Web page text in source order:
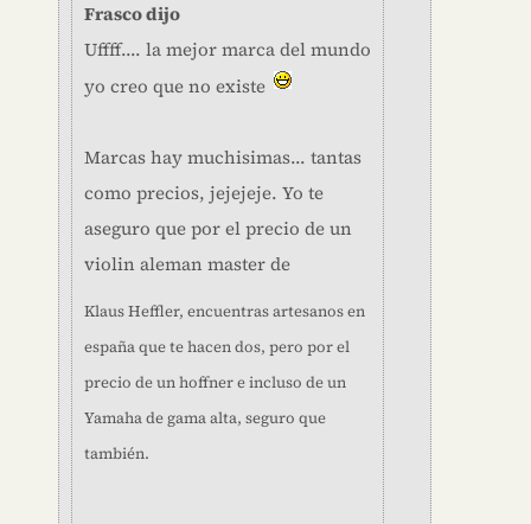
Frasco dijo
Uffff.... la mejor marca del mundo
yo creo que no existe
Marcas hay muchisimas... tantas
como precios, jejejeje. Yo te
aseguro que por el precio de un
violin aleman master de
Klaus Heffler, encuentras artesanos en
españa que te hacen dos, pero por el
precio de un hoffner e incluso de un
Yamaha de gama alta, seguro que
también.